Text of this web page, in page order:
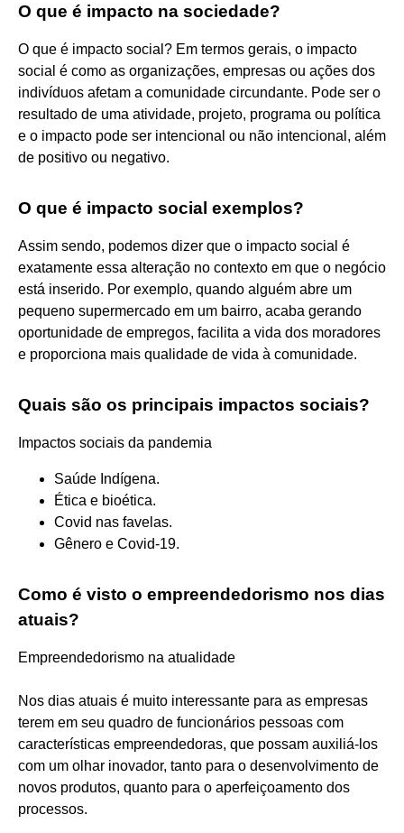
O que é impacto na sociedade?
O que é impacto social? Em termos gerais, o impacto
social é como as organizações, empresas ou ações dos
indivíduos afetam a comunidade circundante. Pode ser o
resultado de uma atividade, projeto, programa ou política
e o impacto pode ser intencional ou não intencional, além
de positivo ou negativo.
O que é impacto social exemplos?
Assim sendo, podemos dizer que o impacto social é
exatamente essa alteração no contexto em que o negócio
está inserido. Por exemplo, quando alguém abre um
pequeno supermercado em um bairro, acaba gerando
oportunidade de empregos, facilita a vida dos moradores
e proporciona mais qualidade de vida à comunidade.
Quais são os principais impactos sociais?
Impactos sociais da pandemia
Saúde Indígena.
Ética e bioética.
Covid nas favelas.
Gênero e Covid-19.
Como é visto o empreendedorismo nos dias
atuais?
Empreendedorismo na atualidade
Nos dias atuais é muito interessante para as empresas
terem em seu quadro de funcionários pessoas com
características empreendedoras, que possam auxiliá-los
com um olhar inovador, tanto para o desenvolvimento de
novos produtos, quanto para o aperfeiçoamento dos
processos.